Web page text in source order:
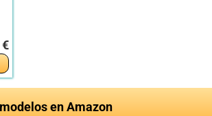
en Amazon